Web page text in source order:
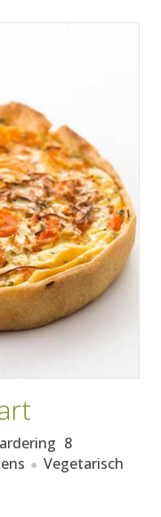
AANMELDEN
8
Vegetarisch